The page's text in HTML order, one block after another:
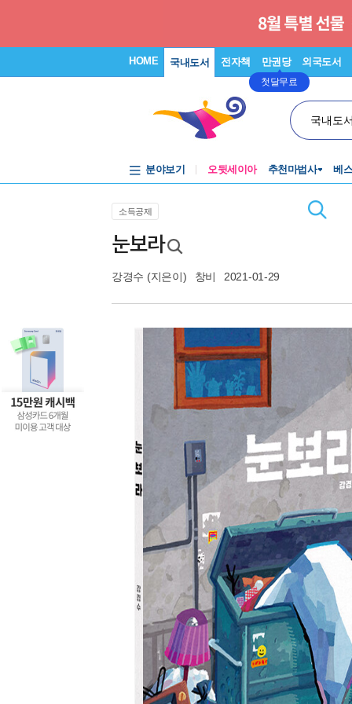
HOME 국내도서 전자책 만권당
첫달무료
외국도서
국내도
분야보기 오뒷세이아 추천마법사 베
소득공제
눈보라
강경수 (지은이) 창비 2021-01-29